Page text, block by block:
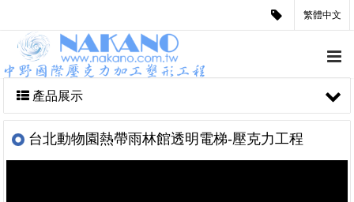
繁體中文
產品展示
台北動物園熱帶雨林館透明電梯-壓克力工程